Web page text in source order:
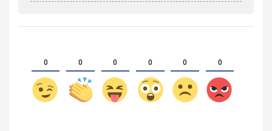
0 0 0 0 0 0